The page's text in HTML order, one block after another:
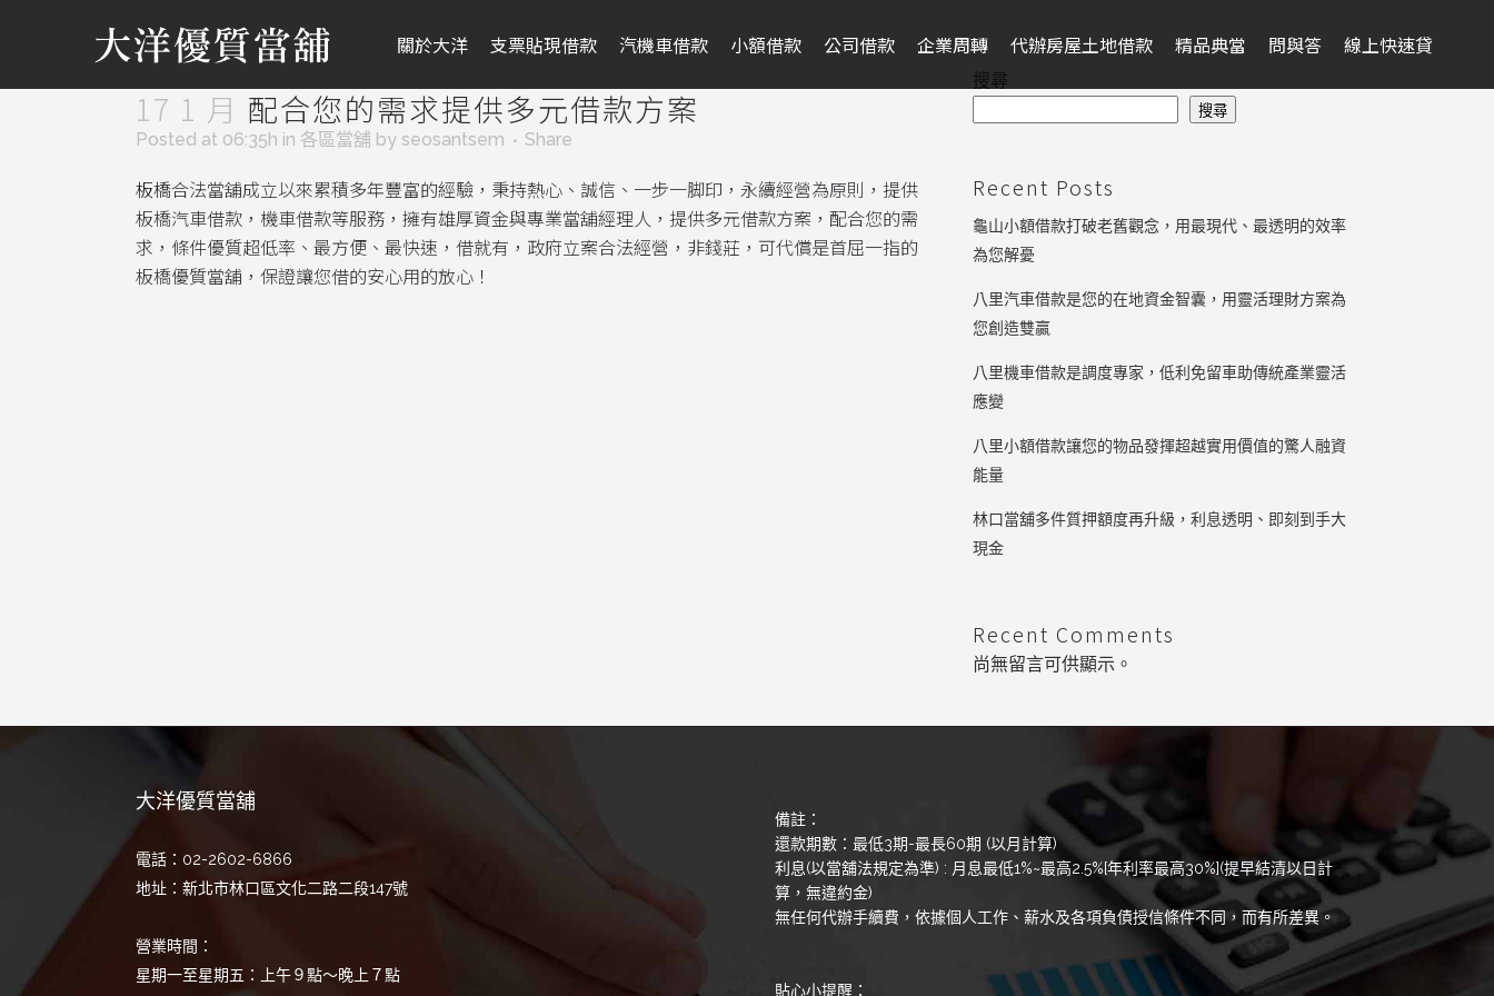
關於大洋 支票貼現借款 汽機車借款 小額借款 公司借款 企業周轉 代辦房屋土地借款 精品典當 問與答 線上快速貸
17 1 月 配合您的需求提供多元借款方案
Posted at 06:35h in 各區當舖 by seosantsem Share
板橋合法當舖成立以來累積多年豐富的經驗，秉持熱心、誠信、一步一脚印，永續經營為原則，提供
板橋汽車借款，機車借款等服務，擁有雄厚資金與專業當舖經理人，提供多元借款方案，配合您的需
求，條件優質超低率、最方便、最快速，借就有，政府立案合法經營，非錢莊，可代償是首屈一指的
板橋優質當舖，保證讓您借的安心用的放心！
搜尋
搜尋
Recent Posts
龜山小額借款打破老舊觀念，用最現代、最透明的效率
為您解憂
八里汽車借款是您的在地資金智囊，用靈活理財方案為
您創造雙贏
八里機車借款是調度專家，低利免留車助傳統產業靈活
應變
八里小額借款讓您的物品發揮超越實用價值的驚人融資
能量
林口當舖多件質押額度再升級，利息透明、即刻到手大
現金
Recent Comments
尚無留言可供顯示。
大洋優質當舖
電話：02-2602-6866
地址：新北市林口區文化二路二段147號
營業時間：
星期一至星期五：上午９點～晚上７點
備註：
還款期數：最低3期-最長60期 (以月計算)
利息(以當舖法規定為準) : 月息最低1%~最高2.5%[年利率最高30%](提早結清以日計
算，無違約金)
無任何代辦手續費，依據個人工作、薪水及各項負債授信條件不同，而有所差異。
貼心小提醒：